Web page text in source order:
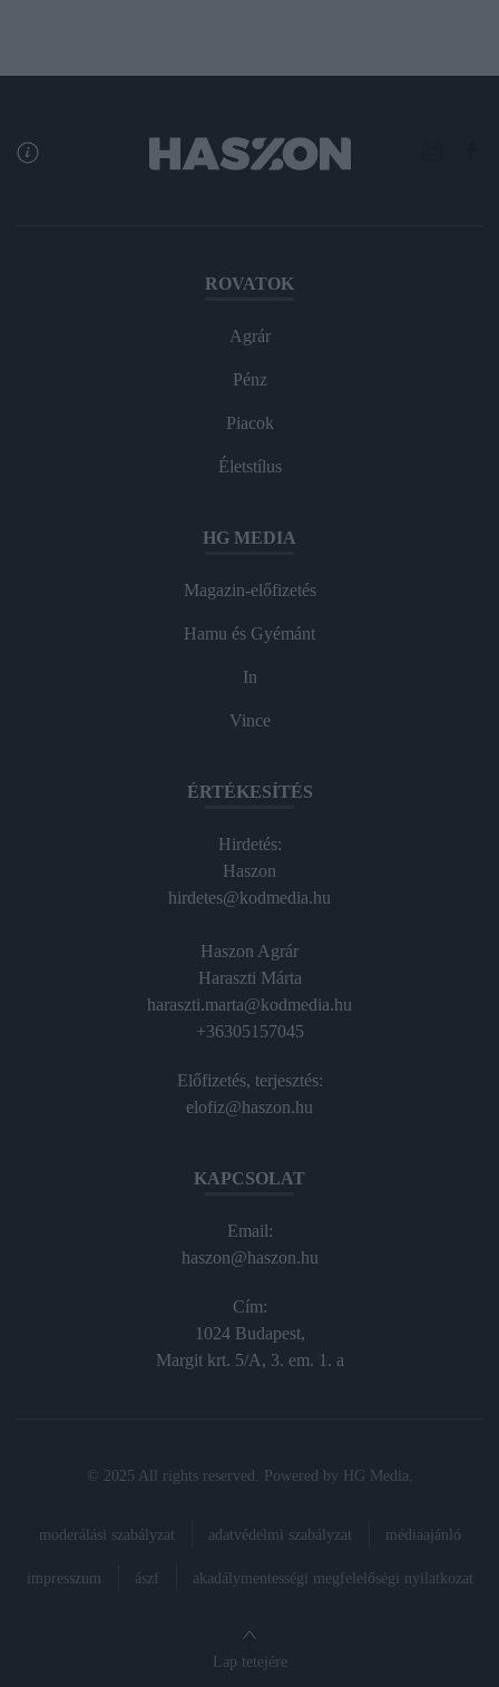
ROVATOK
Agrár
Pénz
Piacok
Életstílus
HG MEDIA
Magazin-előfizetés
Hamu és Gyémánt
In
Vince
ÉRTÉKESÍTÉS
Hirdetés:
Haszon
hirdetes@kodmedia.hu
Haszon Agrár
Haraszti Márta
haraszti.marta@kodmedia.hu
+36305157045
Előfizetés, terjesztés:
elofiz@haszon.hu
KAPCSOLAT
Email:
haszon@haszon.hu
Cím:
1024 Budapest,
Margit krt. 5/A, 3. em. 1. a
© 2025 All rights reserved. Powered by HG Media
moderálási szabályzat adatvédelmi szabályzat médiaajánló
impresszum ászf akadálymentességi megfelelőségi nyilatkozat
Lap tetejére